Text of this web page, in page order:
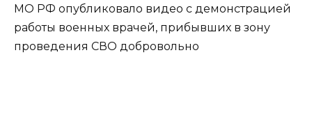
МО РФ опубликовало видео с демонстрацией
работы военных врачей, прибывших в зону
проведения СВО добровольно